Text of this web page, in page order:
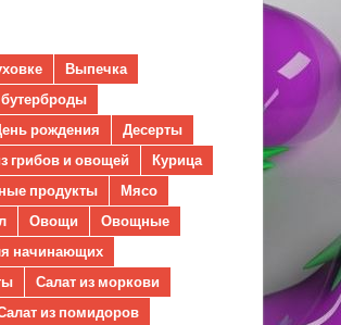
Выпечка
рождения
Десерты
грибов и овощей
Курица
продукты
Мясо
Овощи
Овощные
начинающих
Салат из моркови
из помидоров